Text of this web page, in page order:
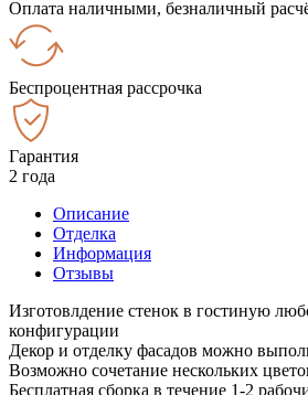
Оплата наличными, безналичный
Беспроцентная рассрочка
Гарантия
2 года
Описание
Отделка
Информация
Отзывы
Изготовлдение стенок в гостиную
конфигурации
Декор и отделку фасадов можно
Возможно сочетание нескольких
Бесплатная сборка в течение 1-2